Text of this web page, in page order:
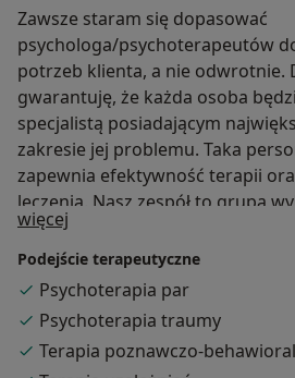
Zawsze staram się dopasować
psychologa/psychoterapeutów
potrzeb klienta, a nie odwrotnie.
gwarantuję, że każda osoba
specjalistą posiadającym
zakresie jej problemu. Taka
zapewnia efektywność terapii
leczenia. Nasz zespół to grupa
specjalistów: Magdalena Bukała-
psychoterapeuta poznawczo-
schematów, terapeuta EMDR,
WSTRZYMANE Izabela
psychoterapeuta poznawczo-
EMDR Urszula Bieda- psycholog,
więcej
Podejście terapeutyczne
Psychoterapia par
Psychoterapia traumy
Terapia poznawczo-